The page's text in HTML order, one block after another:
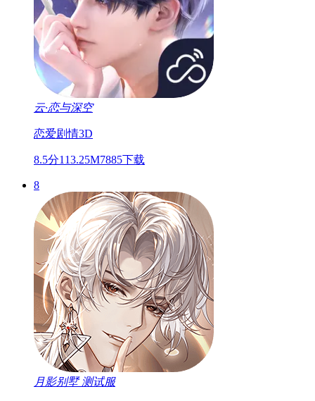
云·恋与深空
恋爱剧情3D
8.5分113.25M7885下载
8
月影别墅 测试服